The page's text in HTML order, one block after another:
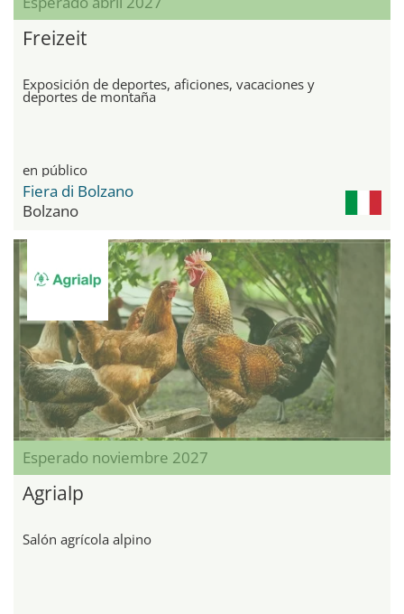
Freizeit
Exposición de deportes, aficiones, vacaciones y
deportes de montaña
en público
Fiera di Bolzano
Bolzano
Esperado noviembre 2027
Agrialp
Salón agrícola alpino